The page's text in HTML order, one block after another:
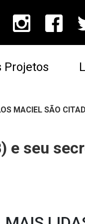
Projetos
MACIEL SÃO
e seu